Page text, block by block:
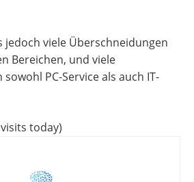
jedoch viele Überschneidungen
Bereichen, und viele
PC-Service als auch IT-
today)